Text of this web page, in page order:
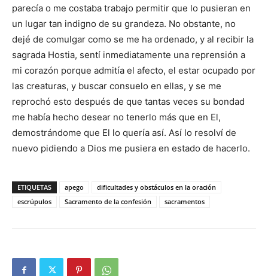
parecía o me costaba trabajo permitir que lo pusieran en
un lugar tan indigno de su grandeza. No obstante, no
dejé de comulgar como se me ha ordenado, y al recibir la
sagrada Hostia, sentí inmediatamente una reprensión a
mi corazón porque admitía el afecto, el estar ocupado por
las creaturas, y buscar consuelo en ellas, y se me
reprochó esto después de que tantas veces su bondad
me había hecho desear no tenerlo más que en El,
demostrándome que El lo quería así. Así lo resolví de
nuevo pidiendo a Dios me pusiera en estado de hacerlo.
ETIQUETAS apego
dificultades y obstáculos en la oración
escrúpulos
Sacramento de la confesión sacramentos